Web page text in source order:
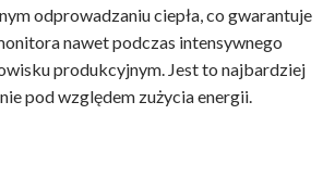
odprowadzaniu ciepła, co gwarantuje
nawet podczas intensywnego
produkcyjnym. Jest to najbardziej
pod względem zużycia energii.